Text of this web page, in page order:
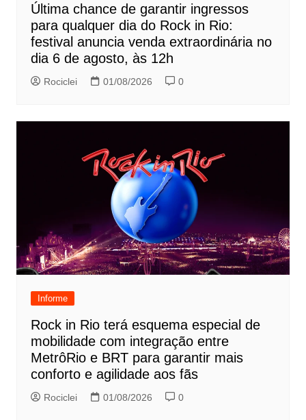
Última chance de garantir ingressos
para qualquer dia do Rock in Rio:
festival anuncia venda extraordinária no
dia 6 de agosto, às 12h
Rociclei 01/08/2026 0
Informe
Rock in Rio terá esquema especial de
mobilidade com integração entre
MetrôRio e BRT para garantir mais
conforto e agilidade aos fãs
Rociclei 01/08/2026 0